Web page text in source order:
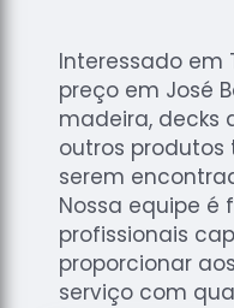
Interessado em
preço em José
madeira, decks
outros
serem
Nossa equipe é
profissionais
proporcionar
serviço com